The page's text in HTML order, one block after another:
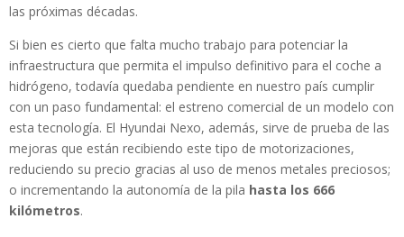
las próximas décadas.
Si bien es cierto que falta mucho trabajo para potenciar la
infraestructura que permita el impulso definitivo para el coche a
hidrógeno, todavía quedaba pendiente en nuestro país cumplir
con un paso fundamental: el estreno comercial de un modelo con
esta tecnología. El Hyundai Nexo, además, sirve de prueba de las
mejoras que están recibiendo este tipo de motorizaciones,
reduciendo su precio gracias al uso de menos metales preciosos;
o incrementando la autonomía de la pila hasta los 666
kilómetros.